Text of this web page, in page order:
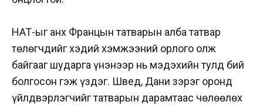
НӨАТ-ыг анх Францын татварын алба татвар
төлөгчдийг хэдий хэмжээний орлого олж
байгааг шударга үнэнээр нь мэдэхийн тулд бий
болгосон гэж үздэг. Швед, Дани зэрэг оронд
үйлдвэрлэгчийг татварын дарамтаас чөлөөлөх